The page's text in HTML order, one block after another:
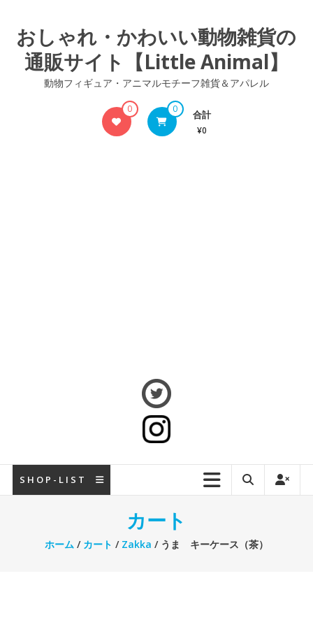
おしゃれ・かわいい動物雑貨の
通販サイト【Little Animal】
動物フィギュア・アニマルモチーフ雑貨＆アパレル
0 0 合計
¥0
S H O P - L I S T
カート
ホーム/ カート / Zakka / うま キーケース（茶）